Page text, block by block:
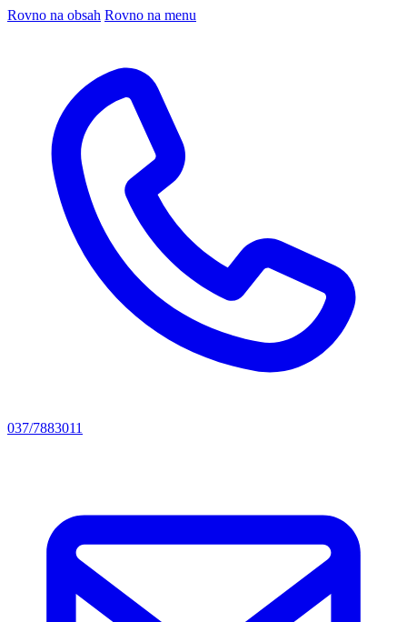
Rovno na obsah Rovno na menu
037/7883011